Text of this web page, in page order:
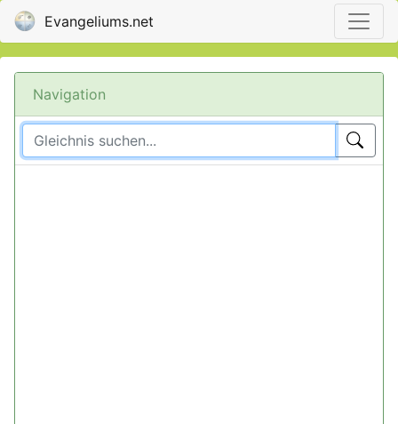
Evangeliums.net
Navigation